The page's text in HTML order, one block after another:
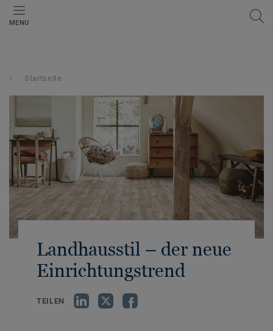
MENU
Startseite
Landhausstil – der neue
Einrichtungstrend
TEILEN